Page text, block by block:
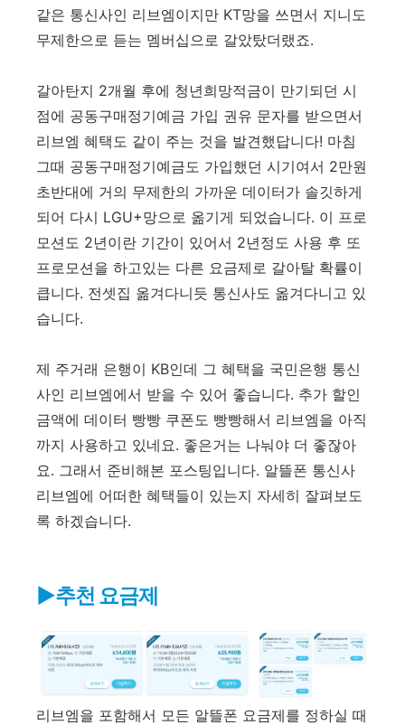
같은 통신사인 리브엠이지만 KT망을 쓰면서 지니도
무제한으로 듣는 멤버십으로 갈았탔더랬죠.
갈아탄지 2개월 후에 청년희망적금이 만기되던 시
점에 공동구매정기예금 가입 권유 문자를 받으면서
리브엠 혜택도 같이 주는 것을 발견했답니다! 마침
그때 공동구매정기예금도 가입했던 시기여서 2만원
초반대에 거의 무제한의 가까운 데이터가 솔깃하게
되어 다시 LGU+망으로 옮기게 되었습니다. 이 프로
모션도 2년이란 기간이 있어서 2년정도 사용 후 또
프로모션을 하고있는 다른 요금제로 갈아탈 확률이
큽니다. 전셋집 옮겨다니듯 통신사도 옮겨다니고 있
습니다.
제 주거래 은행이 KB인데 그 혜택을 국민은행 통신
사인 리브엠에서 받을 수 있어 좋습니다. 추가 할인
금액에 데이터 빵빵 쿠폰도 빵빵해서 리브엠을 아직
까지 사용하고 있네요. 좋은거는 나눠야 더 좋잖아
요. 그래서 준비해본 포스팅입니다. 알뜰폰 통신사
리브엠에 어떠한 혜택들이 있는지 자세히 잘펴보도
록 하겠습니다.
▶추천 요금제
리브엠을 포함해서 모든 알뜰폰 요금제를 정하실 때